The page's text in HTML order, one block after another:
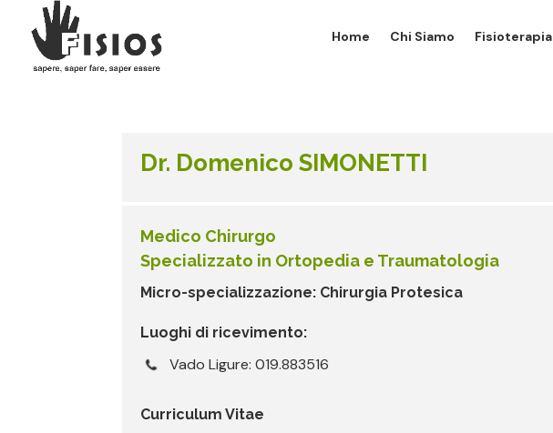
Home Chi Siamo Fisioterapia
Dr. Domenico SIMONETTI
Medico Chirurgo
Specializzato in Ortopedia e Traumatologia
Micro-specializzazione: Chirurgia Protesica
Luoghi di ricevimento:
Vado Ligure: 019.883516
Curriculum Vitae